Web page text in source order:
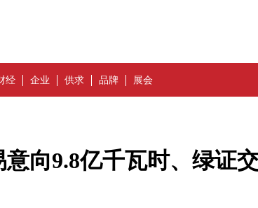
经 企业 供求 品牌 展会
向9.8亿千瓦时、绿证